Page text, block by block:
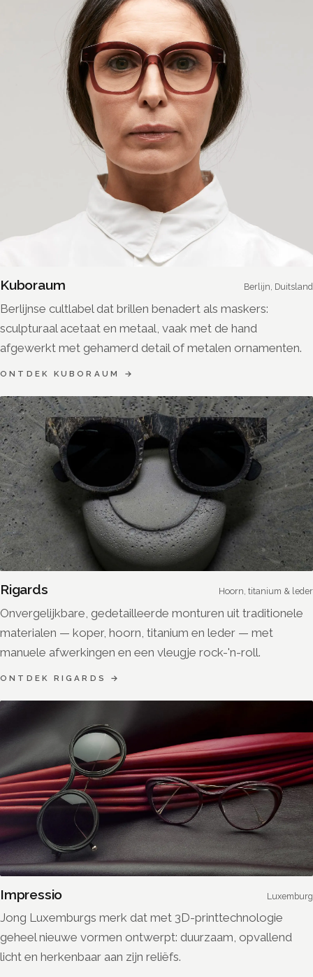
Kuboraum Berlijn, Duitsland
Berlijnse cultlabel dat brillen benadert als maskers:
sculpturaal acetaat en metaal, vaak met de hand
afgewerkt met gehamerd detail of metalen ornamenten.
ONTDEK KUBORAUM →
Rigards Hoorn, titanium & leder
Onvergelijkbare, gedetailleerde monturen uit traditionele
materialen — koper, hoorn, titanium en leder — met
manuele afwerkingen en een vleugje rock-'n-roll.
ONTDEK RIGARDS →
Impressio Luxemburg
Jong Luxemburgs merk dat met 3D-printtechnologie
geheel nieuwe vormen ontwerpt: duurzaam, opvallend
licht en herkenbaar aan zijn reliëfs.